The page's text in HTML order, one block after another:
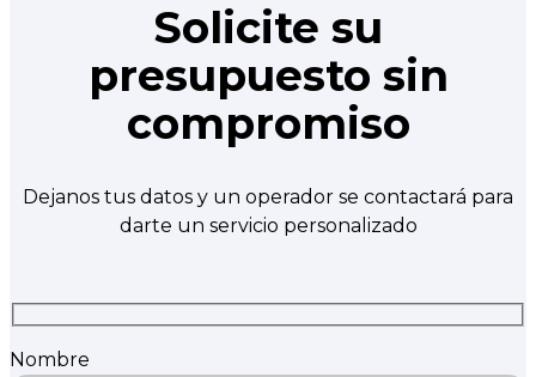
Solicite su
presupuesto sin
compromiso
Dejanos tus datos y un operador se contactará para
darte un servicio personalizado
Nombre